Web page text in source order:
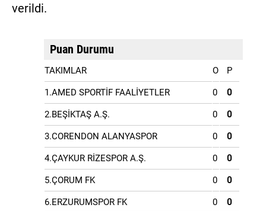
verildi.
Puan Durumu
TAKIMLAR O P
1.AMED SPORTİF FAALİYETLER 0 0
2.BEŞİKTAŞ A.Ş. 0 0
3.CORENDON ALANYASPOR 0 0
4.ÇAYKUR RİZESPOR A.Ş. 0 0
5.ÇORUM FK 0 0
6.ERZURUMSPOR FK 0 0